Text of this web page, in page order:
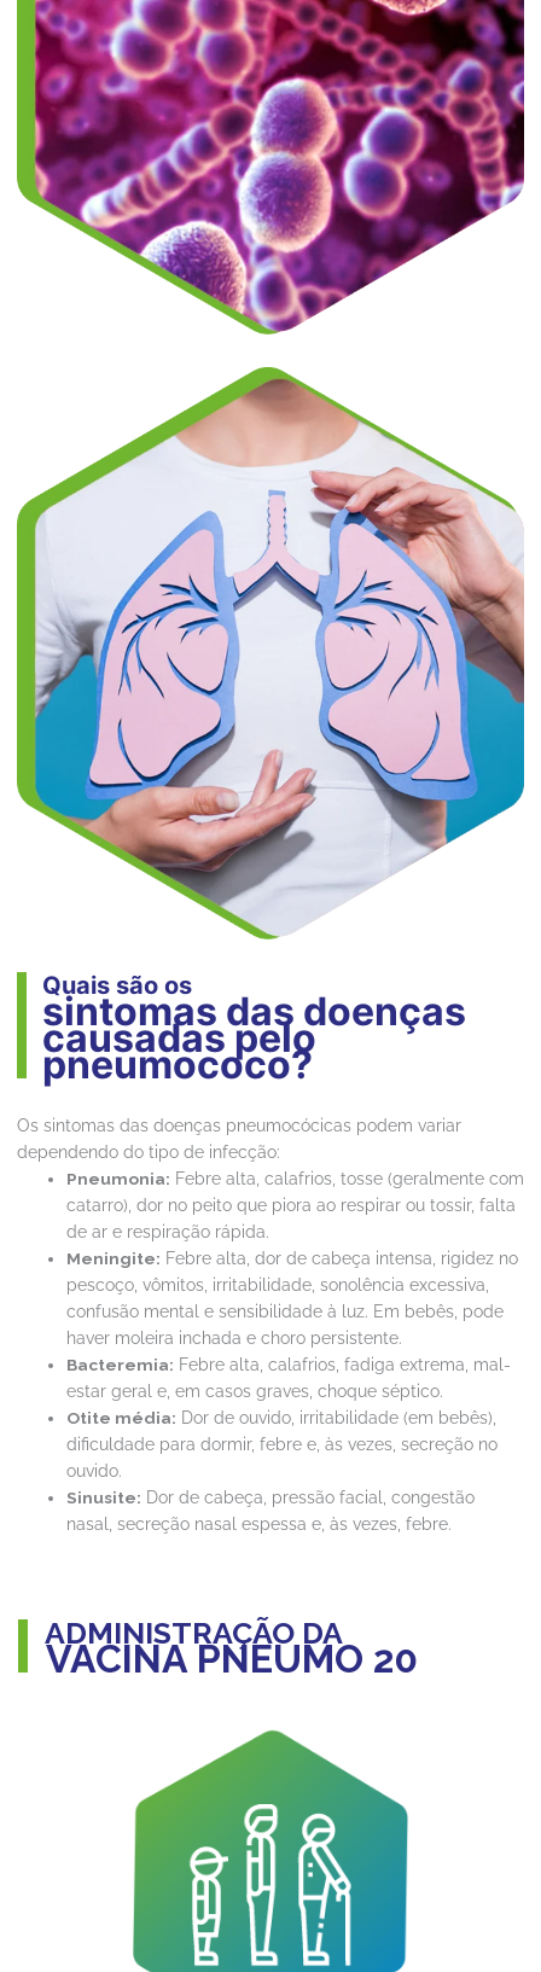
Quais são os
sintomas das doenças
causadas pelo
pneumococo?
Os sintomas das doenças pneumocócicas podem variar
dependendo do tipo de infecção:
Pneumonia: Febre alta, calafrios, tosse (geralmente com
catarro), dor no peito que piora ao respirar ou tossir, falta
de ar e respiração rápida.
Meningite: Febre alta, dor de cabeça intensa, rigidez no
pescoço, vômitos, irritabilidade, sonolência excessiva,
confusão mental e sensibilidade à luz. Em bebês, pode
haver moleira inchada e choro persistente.
Bacteremia: Febre alta, calafrios, fadiga extrema, mal-
estar geral e, em casos graves, choque séptico.
Otite média: Dor de ouvido, irritabilidade (em bebês),
dificuldade para dormir, febre e, às vezes, secreção no
ouvido.
Sinusite: Dor de cabeça, pressão facial, congestão
nasal, secreção nasal espessa e, às vezes, febre.
ADMINISTRAÇÃO DA
VACINA PNEUMO 20